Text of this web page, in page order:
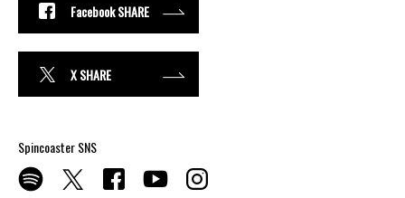
Facebook SHARE
X SHARE
Spincoaster SNS